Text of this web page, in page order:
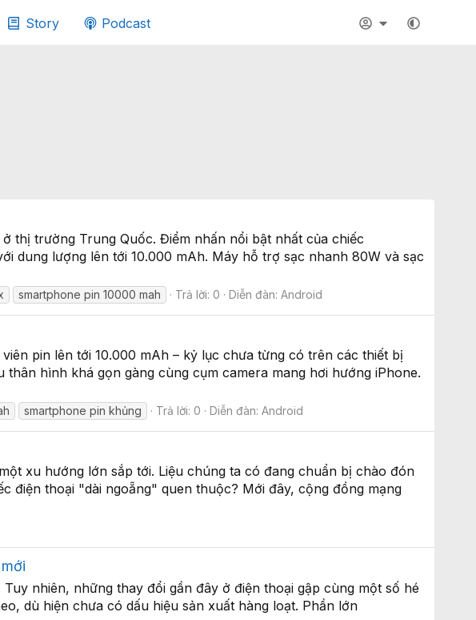
Story Podcast
thị trường Trung Quốc. Điểm nhấn nổi bật nhất của chiếc
dung lượng lên tới 10.000 mAh. Máy hỗ trợ sạc nhanh 80W và sạc
smartphone pin 10000 mah Trả lời: 0 Diễn đàn:Android
pin lên tới 10.000 mAh – kỷ lục chưa từng có trên các thiết bị
hình khá gọn gàng cùng cụm camera mang hơi hướng iPhone.
smartphone pin khủng Trả lời: 0 Diễn đàn:Android
xu hướng lớn sắp tới. Liệu chúng ta có đang chuẩn bị chào đón
điện thoại "dài ngoẵng" quen thuộc? Mới đây, cộng đồng mạng
nhiên, những thay đổi gần đây ở điện thoại gập cùng một số hé
dù hiện chưa có dấu hiệu sản xuất hàng loạt. Phần lớn